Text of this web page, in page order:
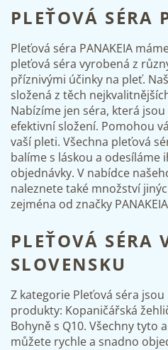
k
y
ý
p
i
s
u
PLEŤOVÁ SÉRA
Pleťová séra PANAKEIA
pleťová séra vyrobená z
příznivými účinky na pleť.
složená z těch
Nabízíme jen séra, která
efektivní složení. Pomohou
vaší pleti. Všechna pleťová
balíme s láskou a odesíláme
objednávky. V nabídce
naleznete také množství
zejména od značky
PLEŤOVÁ SÉRA
SLOVENSKU
Z kategorie Pleťová séra
produkty: Kopaničářská
Bohyně s Q10. Všechny
můžete rychle a snadno